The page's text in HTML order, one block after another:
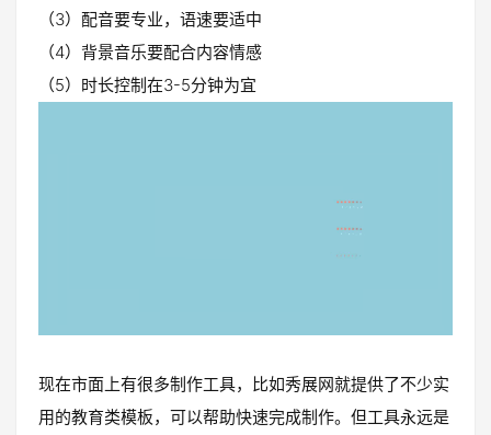
（3）配音要专业，语速要适中
（4）背景音乐要配合内容情感
（5）时长控制在3-5分钟为宜
现在市面上有很多制作工具，比如秀展网就提供了不少实
用的教育类模板，可以帮助快速完成制作。但工具永远是